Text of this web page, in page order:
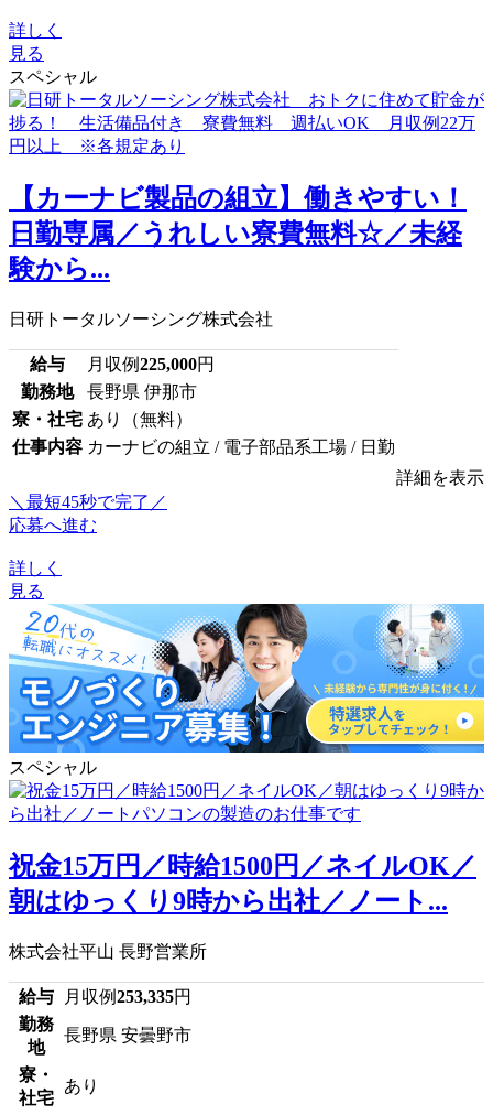
詳しく
見る
スペシャル
【カーナビ製品の組立】働きやすい！
日勤専属／うれしい寮費無料☆／未経
験から...
日研トータルソーシング株式会社
給与 月収例225,000円
勤務地
長野県 伊那市
寮・社宅 あり（無料）
仕事内容 カーナビの組立 / 電子部品系工場 / 日勤
詳細を表示
＼最短45秒で完了／
応募へ進む
詳しく
見る
スペシャル
祝金15万円／時給1500円／ネイルOK／
朝はゆっくり9時から出社／ノート...
株式会社平山 長野営業所
給与 月収例253,335円
勤務
地
長野県 安曇野市
寮・
社宅
あり